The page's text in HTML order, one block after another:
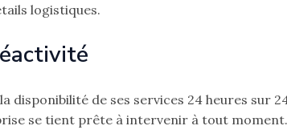
logistiques.
disponibilité de ses services 24 heures sur
se tient prête à intervenir à tout